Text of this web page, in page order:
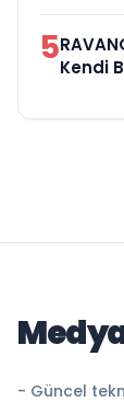
5Kendi
- Güncel